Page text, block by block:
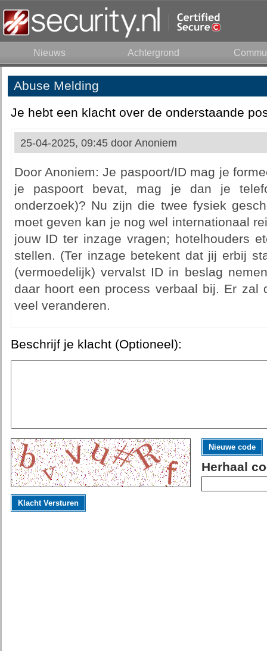
Nieuws Achtergrond
Abuse Melding
Je hebt een klacht over de onderstaande
25-04-2025, 09:45 door Anoniem
Door Anoniem: Je paspoort/ID mag je
je paspoort bevat, mag je dan je
onderzoek)? Nu zijn die twee fysiek
moet geven kan je nog wel internationaal
jouw ID ter inzage vragen; hotelhouders
stellen. (Ter inzage betekent dat jij erbij
(vermoedelijk) vervalst ID in beslag
daar hoort een process verbaal bij. Er zal
veel veranderen.
Beschrijf je klacht (Optioneel):
Nieuwe code
Herhaal
Klacht Versturen